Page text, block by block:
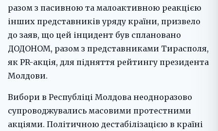
разом з пасивною та малоактивною реакцією
інших представників уряду країни, призвело
до заяв, що цей інцидент був сплановано
ДОДОНОМ, разом з представниками Тирасполя,
як PR-акція, для підняття рейтингу президента
Молдови.
Вибори в Республіці Молдова неодноразово
супроводжувались масовими протестними
акціями. Політичною дестабілізацією в країні